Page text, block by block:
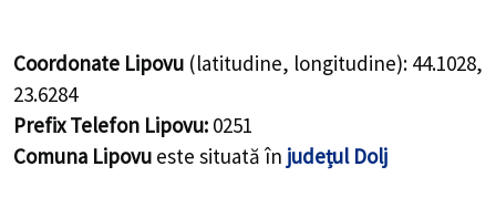
Coordonate Lipovu (latitudine, longitudine): 44.1028,
23.6284
Prefix Telefon Lipovu: 0251
Comuna Lipovu este situată în județul Dolj